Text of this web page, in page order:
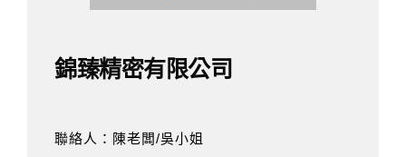
錦臻精密有限公司
聯絡人：陳老闆/吳小姐